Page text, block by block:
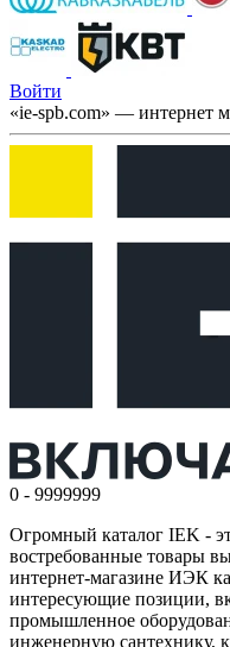
Войти
«ie-spb.com» — интернет
0 - 9999999
Огромный каталог IEK -
востребованные товары
интернет-магазине ИЭК
интересующие позиции,
промышленное
инженерную сантехнику,